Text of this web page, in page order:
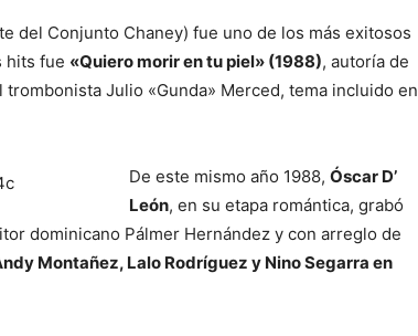
del Conjunto Chaney) fue uno de los más exitosos
hits fue «Quiero morir en tu piel» (1988), autoría de
Julio «Gunda» Merced, tema incluido en
De este mismo año 1988, Óscar D’
León, en su etapa romántica, grabó
dominicano Pálmer Hernández y con arreglo de
Montañez, Lalo Rodríguez y Nino Segarra en